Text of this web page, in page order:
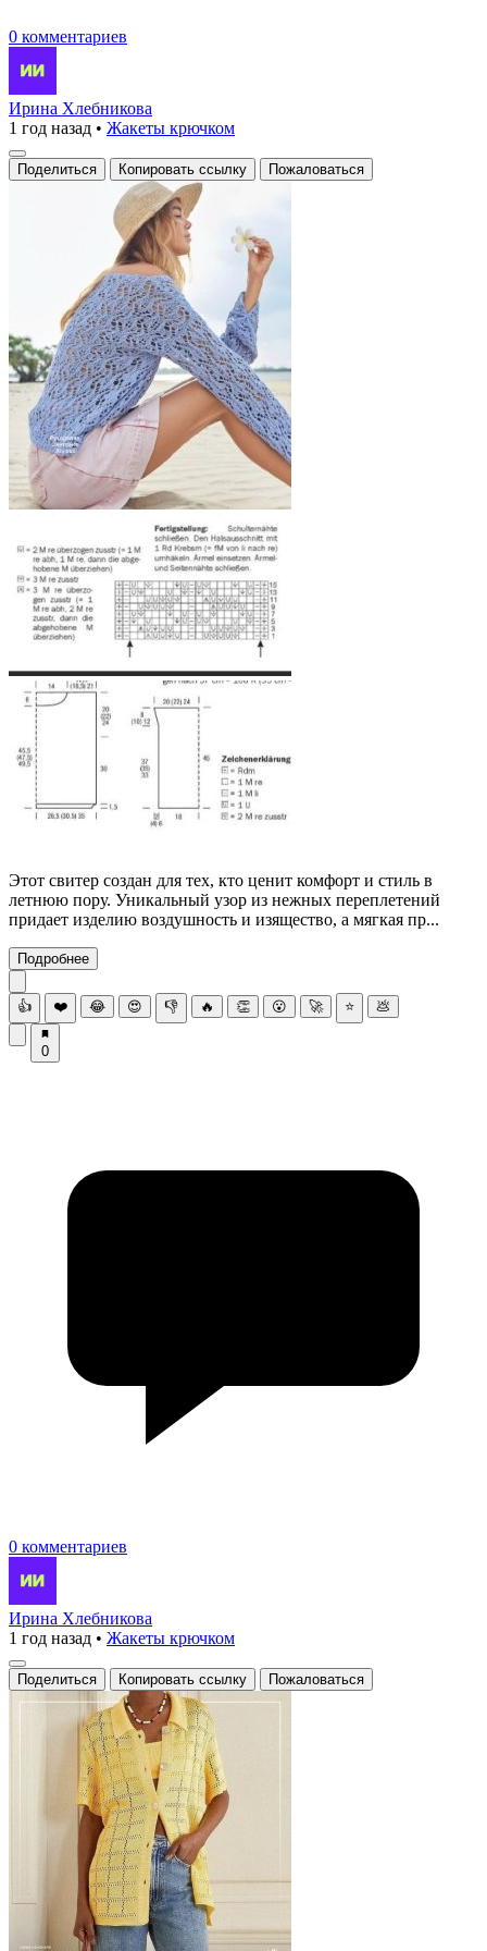
0 комментариев
Ирина Хлебникова
1 год назад • Жакеты крючком
Поделиться Копировать ссылку Пожаловаться
Этот свитер создан для тех, кто ценит комфорт и стиль в
летнюю пору. Уникальный узор из нежных переплетений
придает изделию воздушность и изящество, а мягкая пр...
Подробнее
👍 ❤️ 😂 😍 👎 🔥 👏 😮 🚀 ⭐ 💩
0
0 комментариев
Ирина Хлебникова
1 год назад • Жакеты крючком
Поделиться Копировать ссылку Пожаловаться